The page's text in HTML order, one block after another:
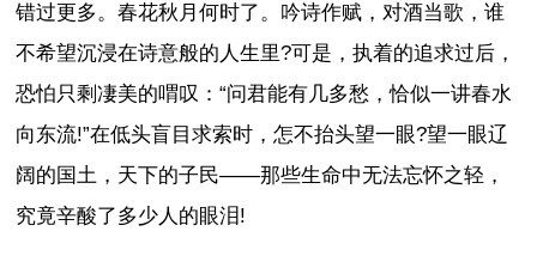
错过更多。春花秋月何时了。吟诗作赋，对酒当歌，谁
不希望沉浸在诗意般的人生里?可是，执着的追求过后，
恐怕只剩凄美的喟叹：“问君能有几多愁，恰似一讲春水
向东流!”在低头盲目求索时，怎不抬头望一眼?望一眼辽
阔的国土，天下的子民——那些生命中无法忘怀之轻，
究竟辛酸了多少人的眼泪!